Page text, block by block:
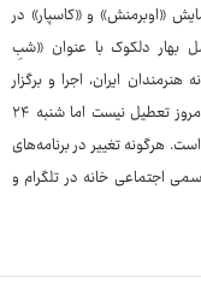
«اوبرمنش» و «کاسپار» در
بهار دلکوک با عنوان «شبِ
ایران، اجرا و برگزار
نخواهد شد. خانه هنرمندان ایران ادامه داد: این نهاد امروز تعطیل نیست اما شنبه ۲۴
هرگونه تغییر در برنامه‌های
اجتماعی خانه در تلگرام و